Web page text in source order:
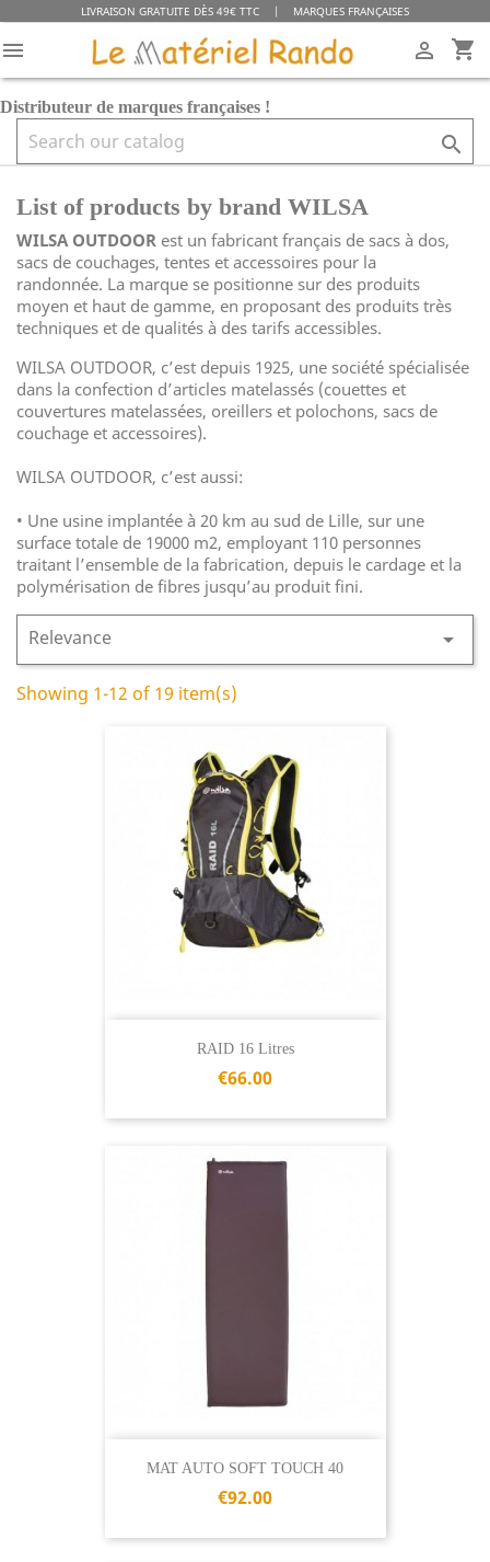
LIVRAISON GRATUITE DÈS 49€ TTC | MARQUES FRANÇAISES
 shopping_cart

Distributeur de marques françaises !

List of products by brand WILSA
WILSA OUTDOOR est un fabricant français de sacs à dos,
sacs de couchages, tentes et accessoires pour la
randonnée. La marque se positionne sur des produits
moyen et haut de gamme, en proposant des produits très
techniques et de qualités à des tarifs accessibles.
WILSA OUTDOOR, c’est depuis 1925, une société spécialisée
dans la confection d’articles matelassés (couettes et
couvertures matelassées, oreillers et polochons, sacs de
couchage et accessoires).
WILSA OUTDOOR, c’est aussi:
• Une usine implantée à 20 km au sud de Lille, sur une
surface totale de 19000 m2, employant 110 personnes
traitant l’ensemble de la fabrication, depuis le cardage et la
polymérisation de fibres jusqu’au produit fini.
Relevance 
Showing 1-12 of 19 item(s)
RAID 16 Litres
€66.00
MAT AUTO SOFT TOUCH 40
€92.00